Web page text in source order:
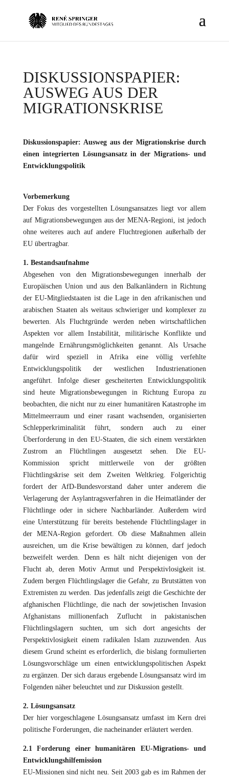
DISKUSSIONSPAPIER:
AUSWEG AUS DER
MIGRATIONSKRISE
Diskussionspapier: Ausweg aus der Migrationskrise durch
einen integrierten Lösungsansatz in der Migrations- und
Entwicklungspolitik
Vorbemerkung
Der Fokus des vorgestellten Lösungsansatzes liegt vor allem
auf Migrationsbewegungen aus der MENA-Regioni, ist jedoch
ohne weiteres auch auf andere Fluchtregionen außerhalb der
EU übertragbar.
1. Bestandsaufnahme
Abgesehen von den Migrationsbewegungen innerhalb der
Europäischen Union und aus den Balkanländern in Richtung
der EU-Mitgliedstaaten ist die Lage in den afrikanischen und
arabischen Staaten als weitaus schwieriger und komplexer zu
bewerten. Als Fluchtgründe werden neben wirtschaftlichen
Aspekten vor allem Instabilität, militärische Konflikte und
mangelnde Ernährungsmöglichkeiten genannt. Als Ursache
dafür wird speziell in Afrika eine völlig verfehlte
Entwicklungspolitik der westlichen Industrienationen
angeführt. Infolge dieser gescheiterten Entwicklungspolitik
sind heute Migrationsbewegungen in Richtung Europa zu
beobachten, die nicht nur zu einer humanitären Katastrophe im
Mittelmeerraum und einer rasant wachsenden, organisierten
Schlepperkriminalität führt, sondern auch zu einer
Überforderung in den EU-Staaten, die sich einem verstärkten
Zustrom an Flüchtlingen ausgesetzt sehen. Die EU-
Kommission spricht mittlerweile von der größten
Flüchtlingskrise seit dem Zweiten Weltkrieg. Folgerichtig
fordert der AfD-Bundesvorstand daher unter anderem die
Verlagerung der Asylantragsverfahren in die Heimatländer der
Flüchtlinge oder in sichere Nachbarländer. Außerdem wird
eine Unterstützung für bereits bestehende Flüchtlingslager in
der MENA-Region gefordert. Ob diese Maßnahmen allein
ausreichen, um die Krise bewältigen zu können, darf jedoch
bezweifelt werden. Denn es hält nicht diejenigen von der
Flucht ab, deren Motiv Armut und Perspektivlosigkeit ist.
Zudem bergen Flüchtlingslager die Gefahr, zu Brutstätten von
Extremisten zu werden. Das jedenfalls zeigt die Geschichte der
afghanischen Flüchtlinge, die nach der sowjetischen Invasion
Afghanistans millionenfach Zuflucht in pakistanischen
Flüchtlingslagern suchten, um sich dort angesichts der
Perspektivlosigkeit einem radikalen Islam zuzuwenden. Aus
diesem Grund scheint es erforderlich, die bislang formulierten
Lösungsvorschläge um einen entwicklungspolitischen Aspekt
zu ergänzen. Der sich daraus ergebende Lösungsansatz wird im
Folgenden näher beleuchtet und zur Diskussion gestellt.
2. Lösungsansatz
Der hier vorgeschlagene Lösungsansatz umfasst im Kern drei
politische Forderungen, die nacheinander erläutert werden.
2.1 Forderung einer humanitären EU-Migrations- und
Entwicklungshilfemission
EU-Missionen sind nicht neu. Seit 2003 gab es im Rahmen der